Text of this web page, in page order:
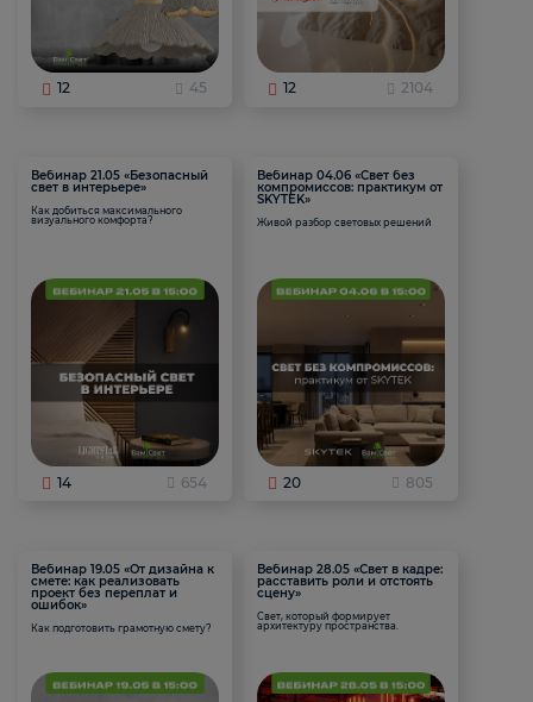
12 45 12 2104
Вебинар 21.05 «Безопасный
свет в интерьере»
Как добиться максимального
визуального комфорта?
14 654
Вебинар 04.06 «Свет без
компромиссов: практикум от
SKYTEK»
Живой разбор световых решений
20 805
Вебинар 19.05 «От дизайна к
смете: как реализовать
проект без переплат и
ошибок»
Как подготовить грамотную смету?
Вебинар 28.05 «Свет в кадре:
расставить роли и отстоять
сцену»
Свет, который формирует
архитектуру пространства.